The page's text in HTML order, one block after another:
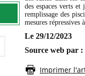
des espaces verts
remplissage des
mesures répressives
Le 29/12/2023
Source web par :
Imprimer